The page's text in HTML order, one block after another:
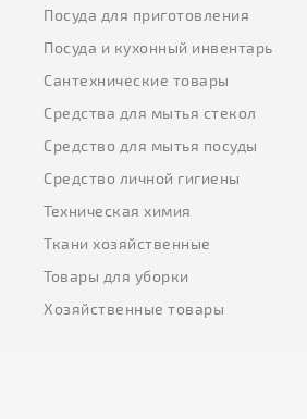
Посуда для приготовления
Посуда и кухонный инвентарь
Сантехнические товары
Средства для мытья стекол
Средство для мытья посуды
Средство личной гигиены
Техническая химия
Ткани хозяйственные
Товары для уборки
Хозяйственные товары